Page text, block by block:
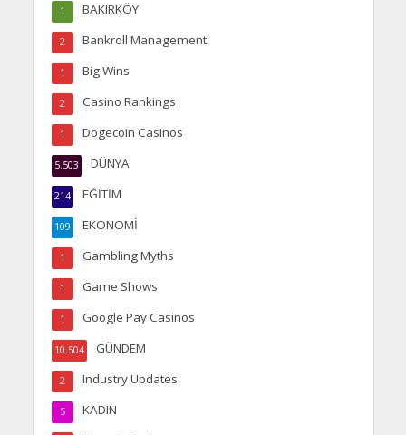
BAKIRKÖY
1
Bankroll Management
2
Big Wins
1
Casino Rankings
2
Dogecoin Casinos
1
DÜNYA
5.503
EĞİTİM
214
EKONOMİ
109
Gambling Myths
1
Game Shows
1
Google Pay Casinos
1
GÜNDEM
10.504
Industry Updates
2
KADIN
5